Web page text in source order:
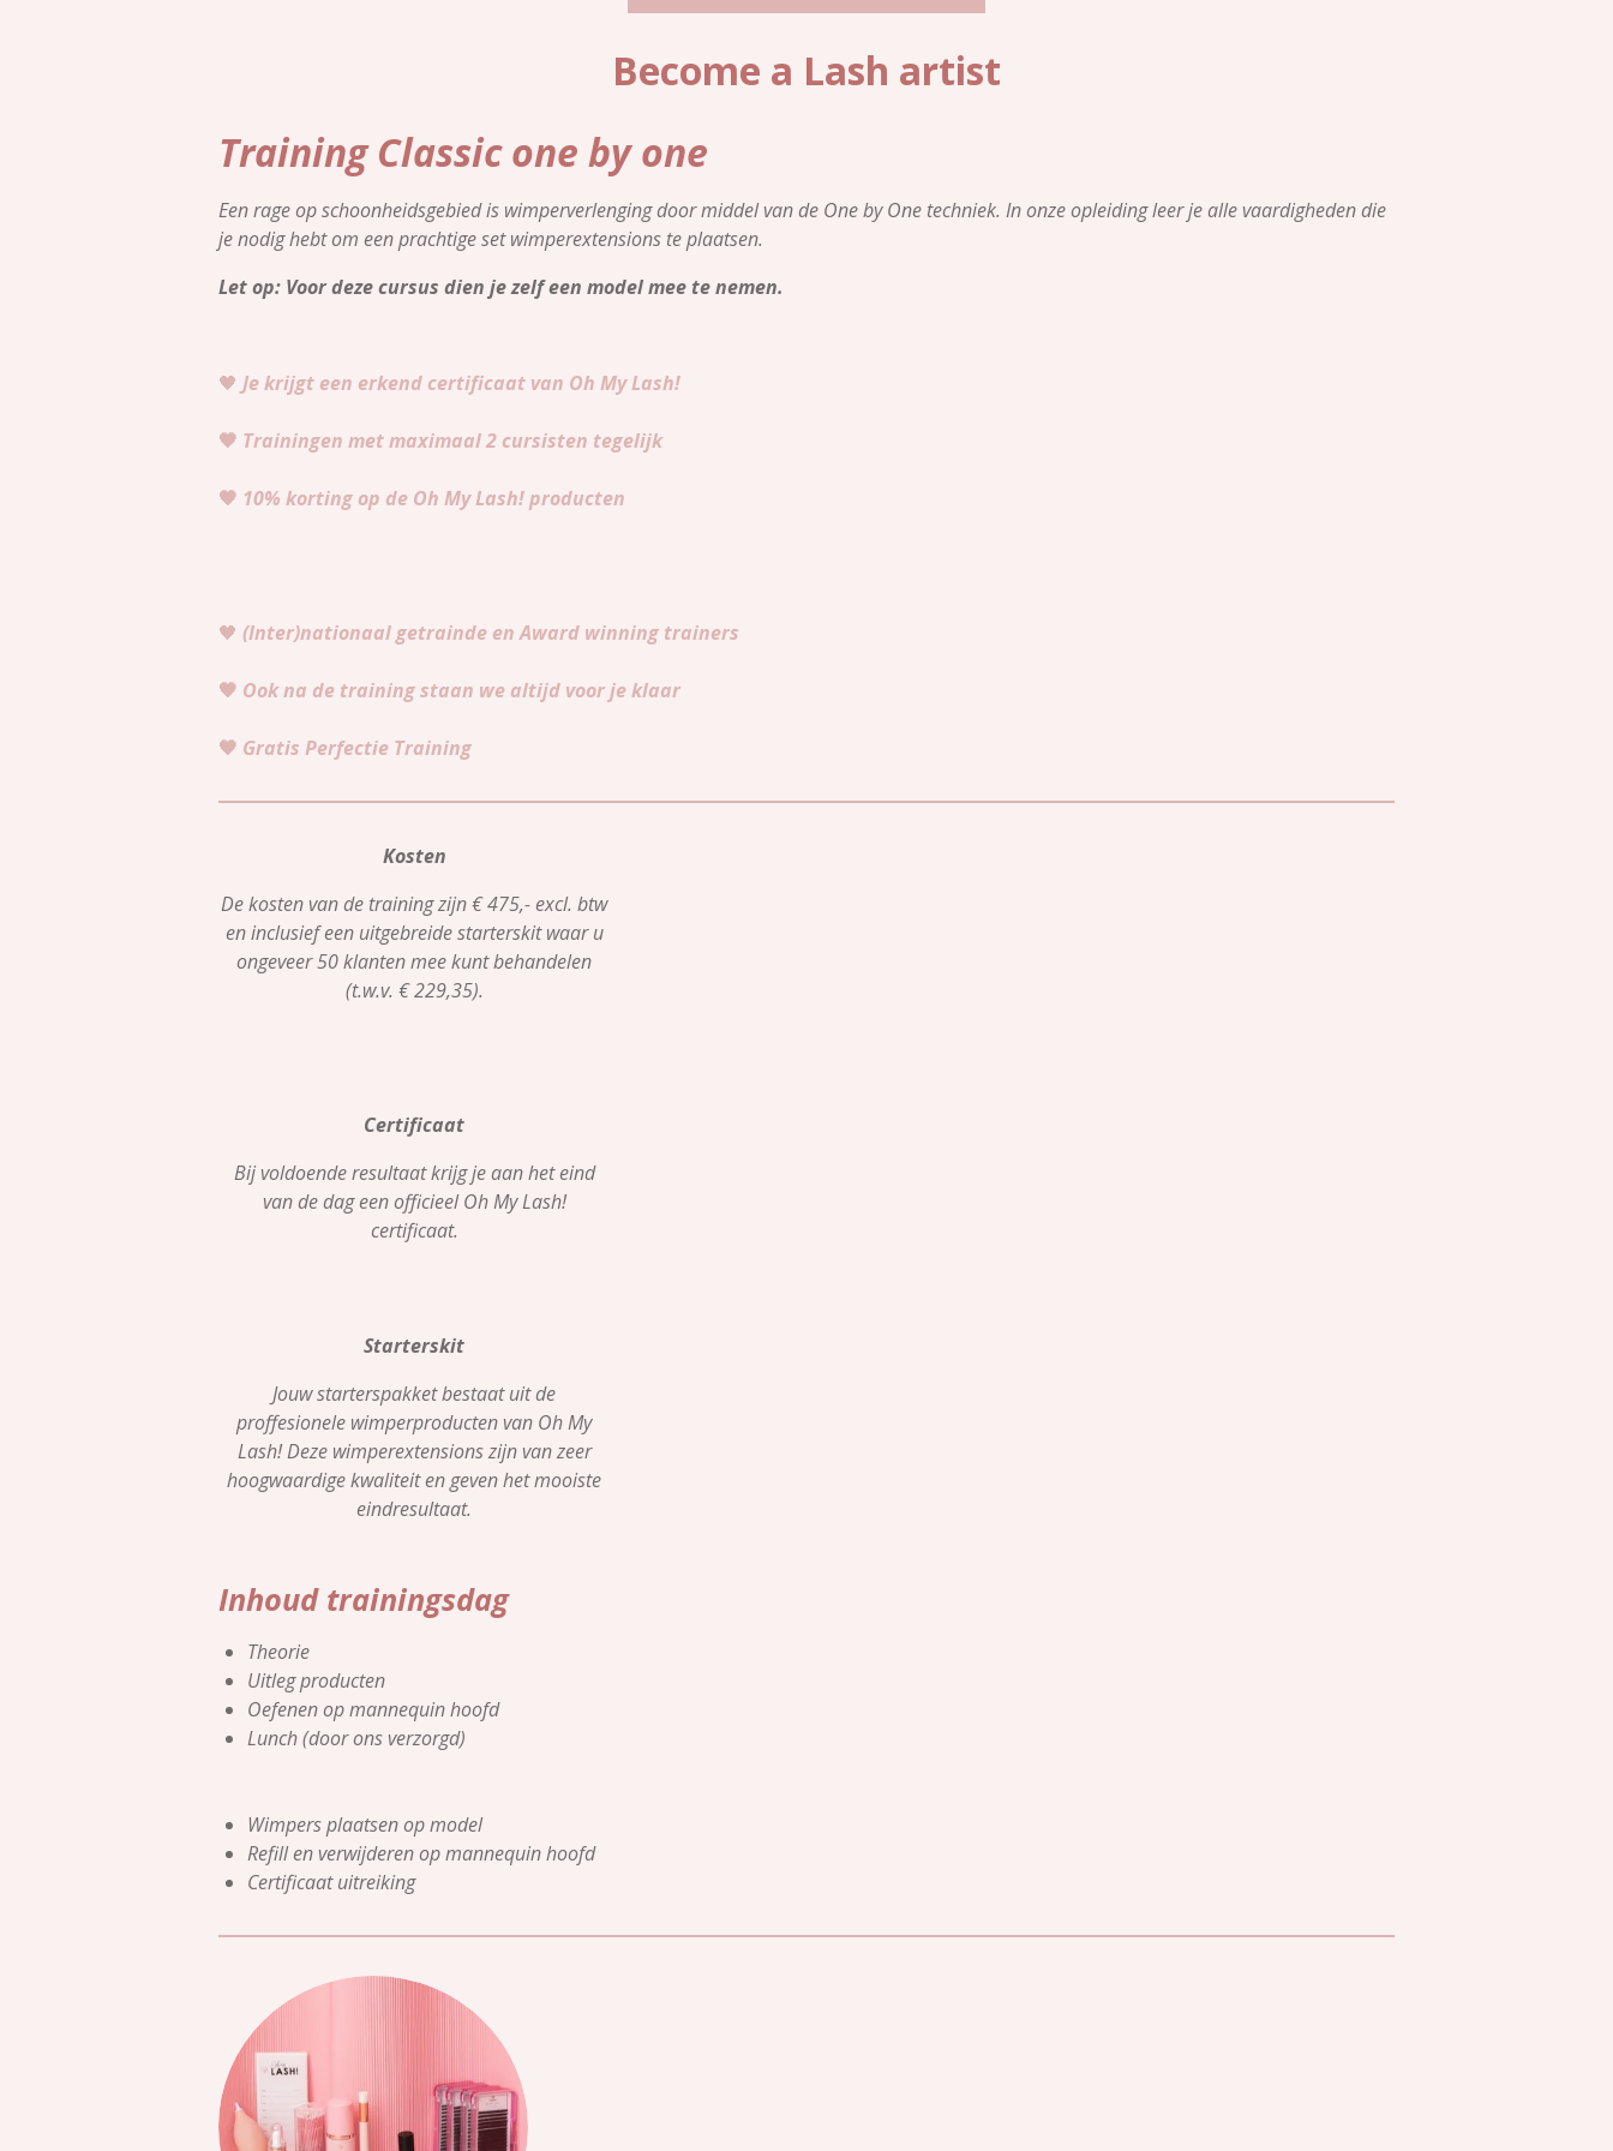
Become a Lash artist
Training Classic one by one
Een rage op schoonheidsgebied is wimperverlenging door middel van de One by One techniek. In onze opleiding leer je alle vaardigheden die
je nodig hebt om een prachtige set wimperextensions te plaatsen.
Let op: Voor deze cursus dien je zelf een model mee te nemen.
🖤 Je krijgt een erkend certificaat van Oh My Lash!
🖤 Trainingen met maximaal 2 cursisten tegelijk
🖤 10% korting op de Oh My Lash! producten
🖤 (Inter)nationaal getrainde en Award winning trainers
🖤 Ook na de training staan we altijd voor je klaar
🖤 Gratis Perfectie Training
Kosten
De kosten van de training zijn € 475,- excl. btw
en inclusief een uitgebreide starterskit waar u
ongeveer 50 klanten mee kunt behandelen
(t.w.v. € 229,35).
Certificaat
Bij voldoende resultaat krijg je aan het eind
van de dag een officieel Oh My Lash!
certificaat.
Starterskit
Jouw starterspakket bestaat uit de
proffesionele wimperproducten van Oh My
Lash! Deze wimperextensions zijn van zeer
hoogwaardige kwaliteit en geven het mooiste
eindresultaat.
Inhoud trainingsdag
Theorie
Uitleg producten
Oefenen op mannequin hoofd
Lunch (door ons verzorgd)
Wimpers plaatsen op model
Refill en verwijderen op mannequin hoofd
Certificaat uitreiking